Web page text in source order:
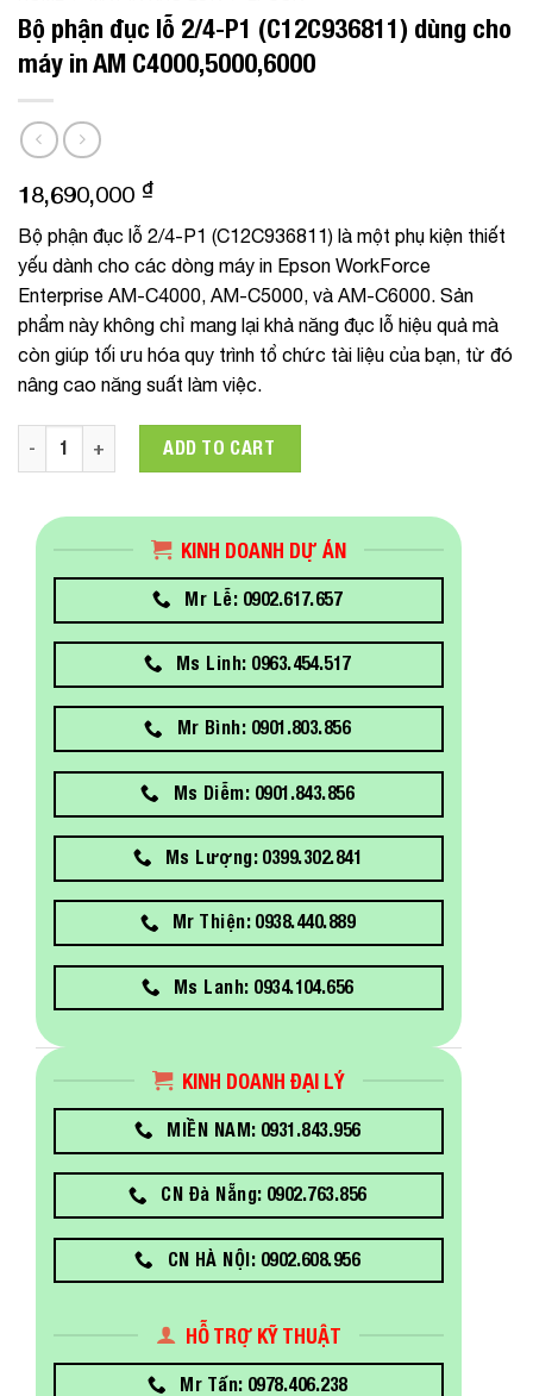
Bộ phận đục lỗ 2/4-P1 (C12C936811) dùng cho
máy in AM C4000,5000,6000
18,690,000 ₫
Bộ phận đục lỗ 2/4-P1 (C12C936811) là một phụ kiện thiết
yếu dành cho các dòng máy in Epson WorkForce
Enterprise AM-C4000, AM-C5000, và AM-C6000. Sản
phẩm này không chỉ mang lại khả năng đục lỗ hiệu quả mà
còn giúp tối ưu hóa quy trình tổ chức tài liệu của bạn, từ đó
nâng cao năng suất làm việc.
Bộ phận đục lỗ 2/4-P1 (C12C936811) dùng cho máy in AM
ADD TO CART
KINH DOANH DỰ ÁN
Mr Lễ: 0902.617.657
Ms Linh: 0963.454.517
Mr Bình: 0901.803.856
Ms Diễm: 0901.843.856
Ms Lượng: 0399.302.841
Mr Thiện: 0938.440.889
Ms Lanh: 0934.104.656
KINH DOANH ĐẠI LÝ
MIỀN NAM: 0931.843.956
CN Đà Nẵng: 0902.763.856
CN HÀ NỘI: 0902.608.956
HỖ TRỢ KỸ THUẬT
Mr Tấn: 0978.406.238